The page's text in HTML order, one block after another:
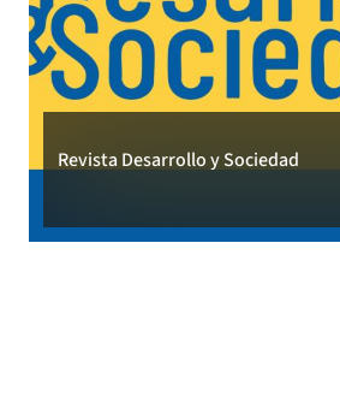
Revista Desarrollo y Sociedad